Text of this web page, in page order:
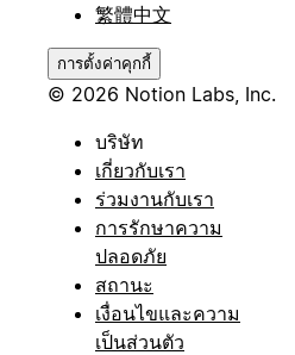
繁體中文
การตั้งค่าคุกกี้
© 2026 Notion Labs, Inc.
บริษัท
เกี่ยวกับเรา
ร่วมงานกับเรา
การรักษาความ
ปลอดภัย
สถานะ
เงื่อนไขและความ
เป็นส่วนตัว